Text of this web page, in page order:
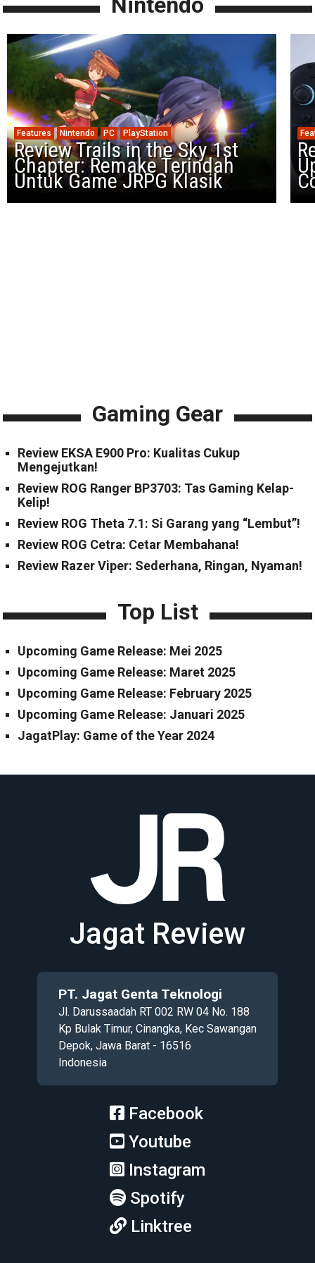
Features Nintendo PC PlayStation
Review Trails in the Sky 1st
Chapter: Remake Terindah
Untuk Game JRPG Klasik
Gaming Gear
Review EKSA E900 Pro: Kualitas Cukup
Mengejutkan!
Review ROG Ranger BP3703: Tas Gaming Kelap-
Kelip!
Review ROG Theta 7.1: Si Garang yang “Lembut”!
Review ROG Cetra: Cetar Membahana!
Review Razer Viper: Sederhana, Ringan, Nyaman!
Top List
Upcoming Game Release: Mei 2025
Upcoming Game Release: Maret 2025
Upcoming Game Release: February 2025
Upcoming Game Release: Januari 2025
JagatPlay: Game of the Year 2024
Jagat Review
PT. Jagat Genta Teknologi
Jl. Darussaadah RT 002 RW 04 No. 188
Kp Bulak Timur, Cinangka, Kec Sawangan
Depok, Jawa Barat - 16516
Indonesia
Facebook
Youtube
Instagram
Spotify
Linktree